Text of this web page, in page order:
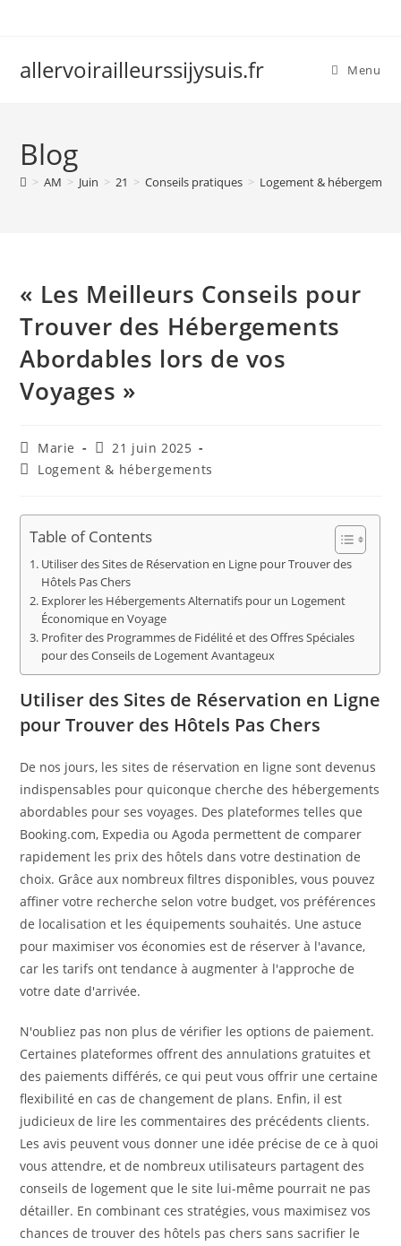
allervoirailleurssijysuis.fr Menu
Blog
> AM > Juin > 21 > Conseils pratiques > Logement &
« Les Meilleurs Conseils pour
Trouver des Hébergements
Abordables lors de vos
Voyages »
Auteur/autrice
de
Marie
Publication
publiée :
21 juin 2025
PostLogement & hébergements
Table of Contents
Utiliser des Sites de Réservation en Ligne pour Trouver des
Hôtels Pas Chers
Explorer les Hébergements Alternatifs pour un Logement
Économique en Voyage
Profiter des Programmes de Fidélité et des Offres Spéciales
pour des Conseils de Logement Avantageux
Utiliser des Sites de Réservation en Ligne
pour Trouver des Hôtels Pas Chers
De nos jours, les sites de réservation en ligne sont devenus
indispensables pour quiconque cherche des hébergements
abordables pour ses voyages. Des plateformes telles que
Booking.com, Expedia ou Agoda permettent de comparer
rapidement les prix des hôtels dans votre destination de
choix. Grâce aux nombreux filtres disponibles, vous pouvez
affiner votre recherche selon votre budget, vos préférences
de localisation et les équipements souhaités. Une astuce
pour maximiser vos économies est de réserver à l'avance,
car les tarifs ont tendance à augmenter à l'approche de
votre date d'arrivée.
N'oubliez pas non plus de vérifier les options de paiement.
Certaines plateformes offrent des annulations gratuites et
des paiements différés, ce qui peut vous offrir une certaine
flexibilité en cas de changement de plans. Enfin, il est
judicieux de lire les commentaires des précédents clients.
Les avis peuvent vous donner une idée précise de ce à quoi
vous attendre, et de nombreux utilisateurs partagent des
conseils de logement que le site lui-même pourrait ne pas
détailler. En combinant ces stratégies, vous maximisez vos
chances de trouver des hôtels pas chers sans sacrifier le